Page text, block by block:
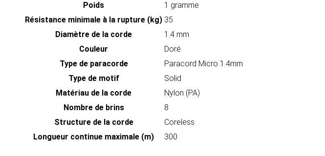
Poids
1 gramme
Résistance minimale à la rupture (kg) 35
Diamètre de la corde
1.4 mm
Couleur
Doré
Type de paracorde
Paracord Micro 1.4mm
Type de motif
Solid
Matériau de la corde
Nylon (PA)
Nombre de brins
8
Structure de la corde
Coreless
Longueur continue maximale (m)
300